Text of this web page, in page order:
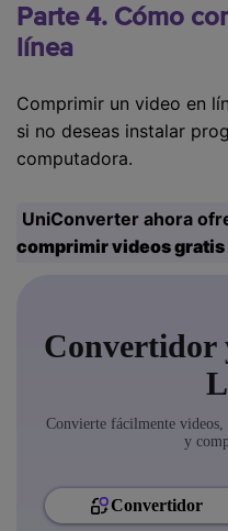
Parte 4. Cómo
línea
Comprimir un video en
si no deseas instalar
computadora.
UniConverter ahora
comprimir videos gratis